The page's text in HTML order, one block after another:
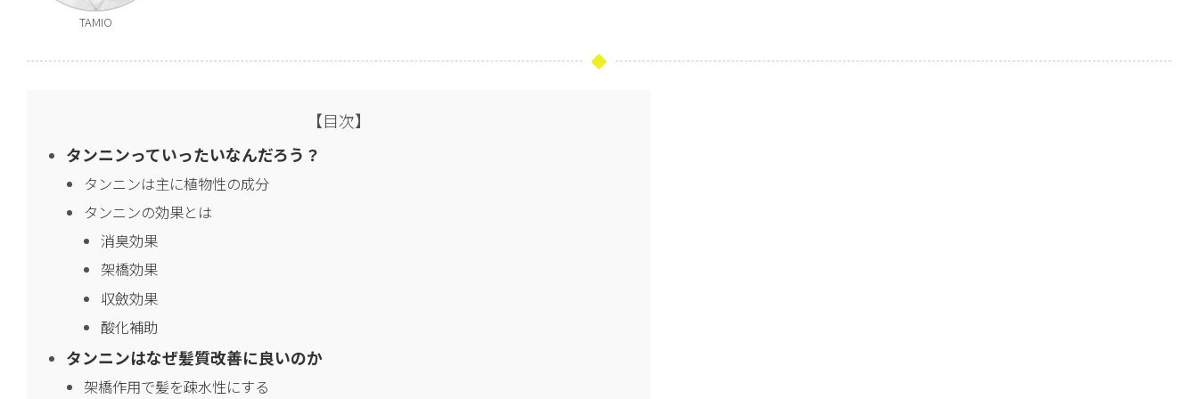
TAMIO
【目次】
タンニンっていったいなんだろう？
タンニンは主に植物性の成分
タンニンの効果とは
消臭効果
架橋効果
収斂効果
酸化補助
タンニンはなぜ髪質改善に良いのか
架橋作用で髪を疎水性にする